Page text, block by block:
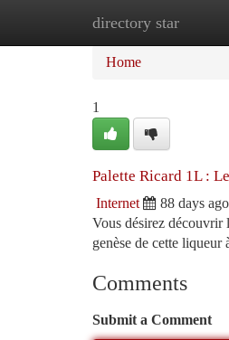
directory star
Home
Home
1
Palette Ricard 1L :
Internet 88 days ago
Vous désirez découvrir
genèse de cette liqueur
Comments
Submit a Comment